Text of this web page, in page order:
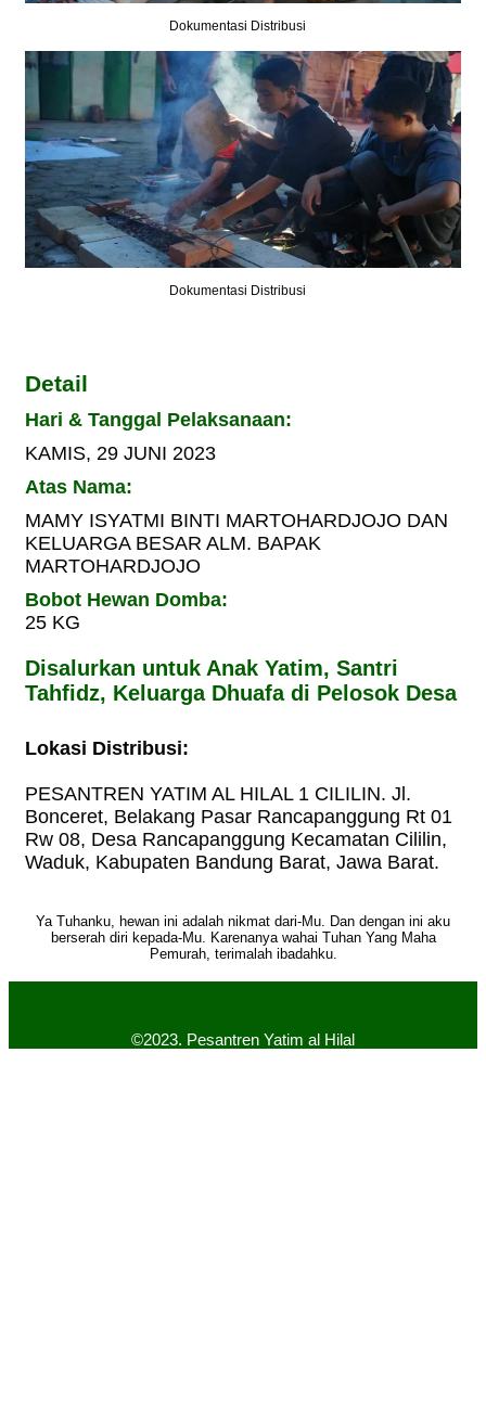
Dokumentasi Distribusi
Dokumentasi Distribusi
Detail
Hari & Tanggal Pelaksanaan:
KAMIS, 29 JUNI 2023
Atas Nama:
MAMY ISYATMI BINTI MARTOHARDJOJO DAN
KELUARGA BESAR ALM. BAPAK
MARTOHARDJOJO
Bobot Hewan Domba:
25 KG
Disalurkan untuk Anak Yatim, Santri
Tahfidz, Keluarga Dhuafa di Pelosok Desa
Lokasi Distribusi:
PESANTREN YATIM AL HILAL 1 CILILIN. Jl.
Bonceret, Belakang Pasar Rancapanggung Rt 01
Rw 08, Desa Rancapanggung Kecamatan Cililin,
Waduk, Kabupaten Bandung Barat, Jawa Barat.
Ya Tuhanku, hewan ini adalah nikmat dari-Mu. Dan dengan ini aku
berserah diri kepada-Mu. Karenanya wahai Tuhan Yang Maha
Pemurah, terimalah ibadahku.
©2023. Pesantren Yatim al Hilal